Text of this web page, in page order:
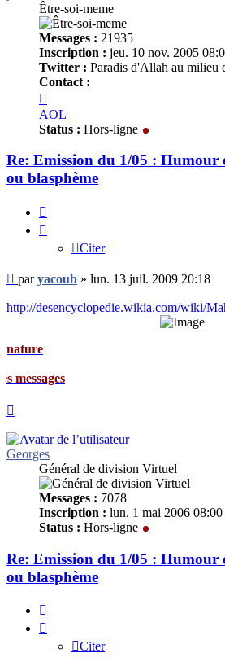
Être-soi-meme
Messages : 21935
Inscription : jeu. 10 nov. 2005
Twitter : Paradis d'Allah au milieu
Contact :
yacoub
AOL
Status : Hors-ligne
Re: Emission du 1/05 : Humour
ou blasphème
Citer
Message
non
lu
paryacoub » lun. 13 juil. 2009 20:18
http://desencyclopedie.wikia.com/wiki/
Georges
Général de division Virtuel
Messages : 7078
Inscription : lun. 1 mai 2006 08:00
Status : Hors-ligne
Re: Emission du 1/05 : Humour
ou blasphème
Citer